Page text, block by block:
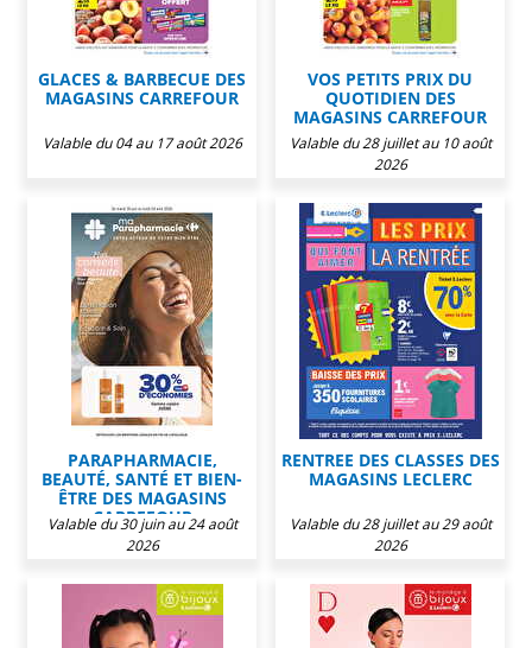
GLACES & BARBECUE DES
MAGASINS CARREFOUR
Valable du 04 au 17 août 2026
VOS PETITS PRIX DU
QUOTIDIEN DES
MAGASINS CARREFOUR
Valable du 28 juillet au 10 août
2026
PARAPHARMACIE,
BEAUTÉ, SANTÉ ET BIEN-
ÊTRE DES MAGASINS
CARREFOUR
Valable du 30 juin au 24 août
2026
RENTREE DES CLASSES DES
MAGASINS LECLERC
Valable du 28 juillet au 29 août
2026